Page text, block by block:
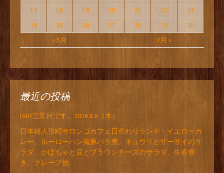
« 5月 7月 »
17
18 19 20 21 22
23
24
25 26 27 28 29 30
最近の投稿
BAR営業日です。2026.8.6（木）
日本橋人形町サロンゴカフェ日替わりランチ・イエローカ
レー、ルーローハン風豚バラ煮、キュウリとザーサイのサ
ラダ、かぼちゃと豆とブラウンチーズのサラダ、生春巻
き、クレープ他